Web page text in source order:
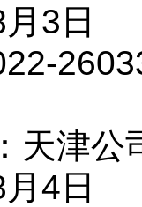
3日
津公
4日